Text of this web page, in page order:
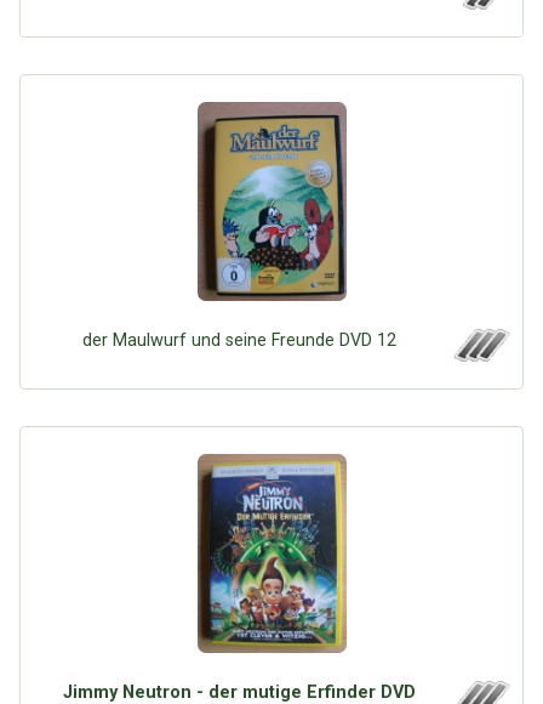
der Maulwurf und seine Freunde DVD 12
Jimmy Neutron - der mutige Erfinder DVD